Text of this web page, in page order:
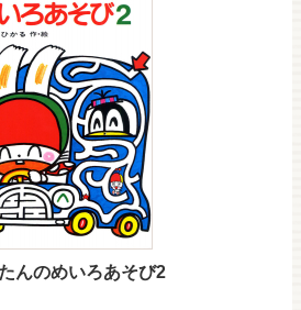
んのめいろあそび2